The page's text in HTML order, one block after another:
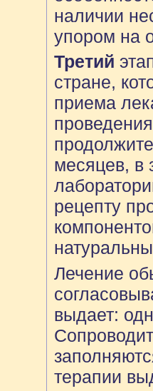
наличии
упором на
Третий
стране,
приема
месяцев, в
рецепту
Лечение
выдает:
терапии